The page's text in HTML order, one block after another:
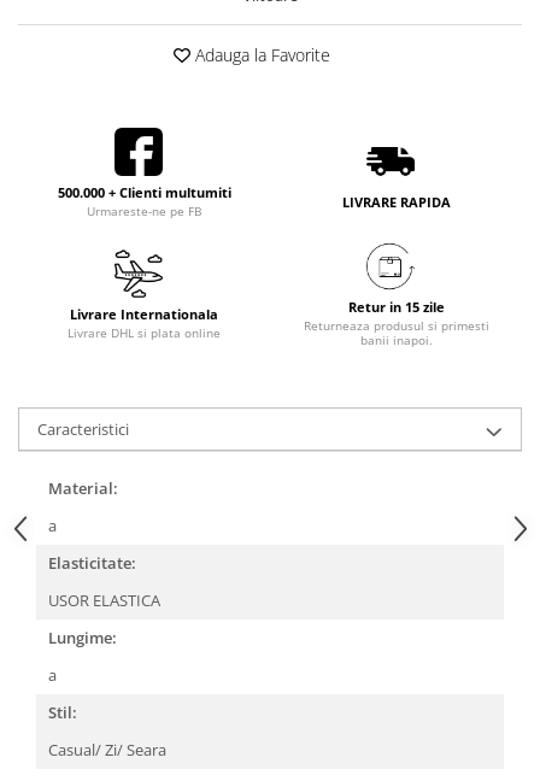
Adauga la Favorite
500.000 + Clienti multumiti
Urmareste-ne pe FB
LIVRARE RAPIDA
Livrare Internationala
Livrare DHL si plata online
Retur in 15 zile
Returneaza produsul si primesti
banii inapoi.
Caracteristici
Material:
a
Elasticitate:
USOR ELASTICA
Lungime:
a
Stil:
Casual/ Zi/ Seara